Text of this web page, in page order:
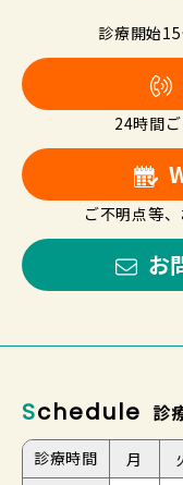
診療開始
24時間
ご不明点等
お
Schedule 診
診療時間 月